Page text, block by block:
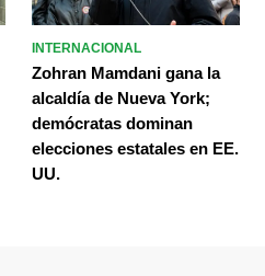
INTERNACIONAL
Zohran Mamdani gana la
alcaldía de Nueva York;
demócratas dominan
elecciones estatales en EE.
UU.